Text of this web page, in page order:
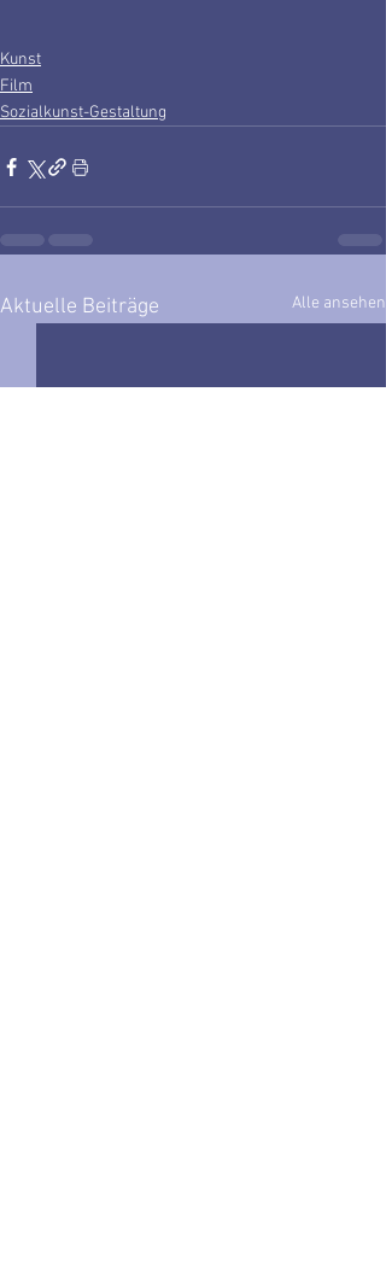
Kunst
Film
Sozialkunst-Gestaltung
Aktuelle Beiträge Alle ansehen